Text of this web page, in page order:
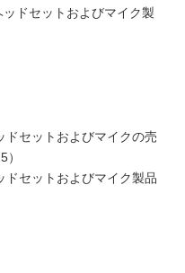
ドセットおよびマイク製
セットおよびマイクの売
セットおよびマイク製品